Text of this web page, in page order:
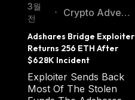
3월
전
•
Crypto Advent
Adshares Bridge Exploiter
Returns 256 ETH After
$628K Incident
Exploiter Sends Back
Most Of The Stolen